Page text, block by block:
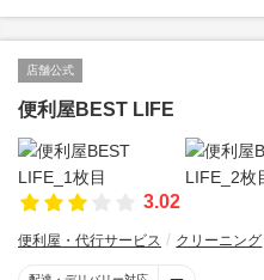
店舗公式
便利屋BEST LIFE
3.02
便利屋・代行サービス クリーニング